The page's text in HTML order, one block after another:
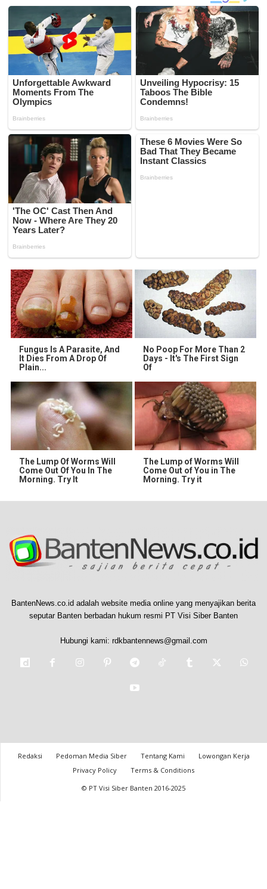
Fungus Is A Parasite, And
It Dies From A Drop Of
Plain...
No Poop For More Than 2
Days - It's The First Sign
Of
The Lump Of Worms Will
Come Out Of You In The
Morning. Try It
The Lump of Worms Will
Come Out of You in The
Morning. Try it
BantenNews.co.id adalah website media online yang menyajikan berita
seputar Banten berbadan hukum resmi PT Visi Siber Banten
Hubungi kami: rdkbantennews@gmail.com
Redaksi Pedoman Media Siber Tentang Kami
Lowongan Kerja
Privacy Policy
Terms & Conditions
© PT Visi Siber Banten 2016-2025